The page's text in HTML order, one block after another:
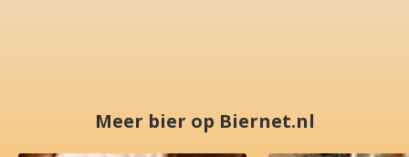
Meer bier op Biernet.nl